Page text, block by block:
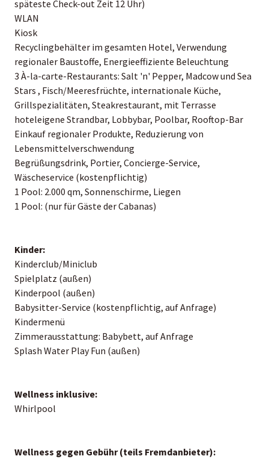
späteste Check-out Zeit 12 Uhr)
WLAN
Kiosk
Recyclingbehälter im gesamten Hotel, Verwendung
regionaler Baustoffe, Energieeffiziente Beleuchtung
3 À-la-carte-Restaurants: Salt 'n' Pepper, Madcow und Sea
Stars , Fisch/Meeresfrüchte, internationale Küche,
Grillspezialitäten, Steakrestaurant, mit Terrasse
hoteleigene Strandbar, Lobbybar, Poolbar, Rooftop-Bar
Einkauf regionaler Produkte, Reduzierung von
Lebensmittelverschwendung
Begrüßungsdrink, Portier, Concierge-Service,
Wäscheservice (kostenpflichtig)
1 Pool: 2.000 qm, Sonnenschirme, Liegen
1 Pool: (nur für Gäste der Cabanas)
Kinder:
Kinderclub/Miniclub
Spielplatz (außen)
Kinderpool (außen)
Babysitter-Service (kostenpflichtig, auf Anfrage)
Kindermenü
Zimmerausstattung: Babybett, auf Anfrage
Splash Water Play Fun (außen)
Wellness inklusive:
Whirlpool
Wellness gegen Gebühr (teils Fremdanbieter):